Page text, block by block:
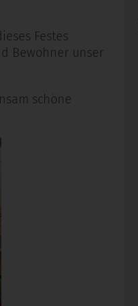
Festes
Bewohner unser
schöne